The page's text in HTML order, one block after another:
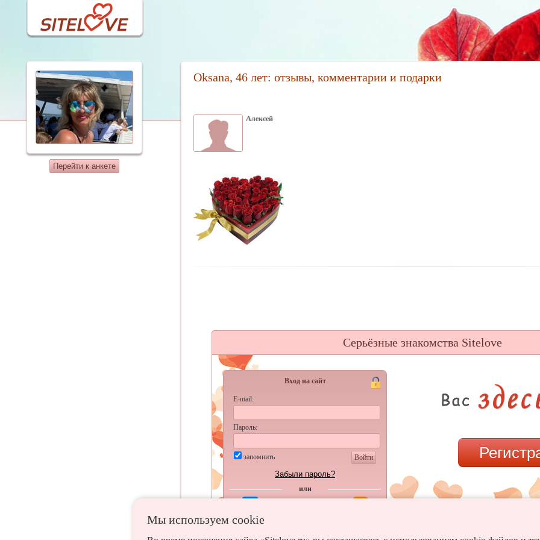
Перейти к анкете
Oksana, 46 лет: отзывы, комментарии и подарки
Алексей
Серьёзные знакомства Sitelove
Вход на сайт
E-mail:
Пароль:
запомнить Войти
Забыли пароль?
или
Мы используем сookie